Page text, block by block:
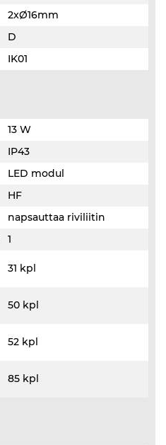
2xØ16mm
D
IK01
13 W
IP43
LED modul
HF
napsauttaa riviliitin
1
31 kpl
50 kpl
52 kpl
85 kpl